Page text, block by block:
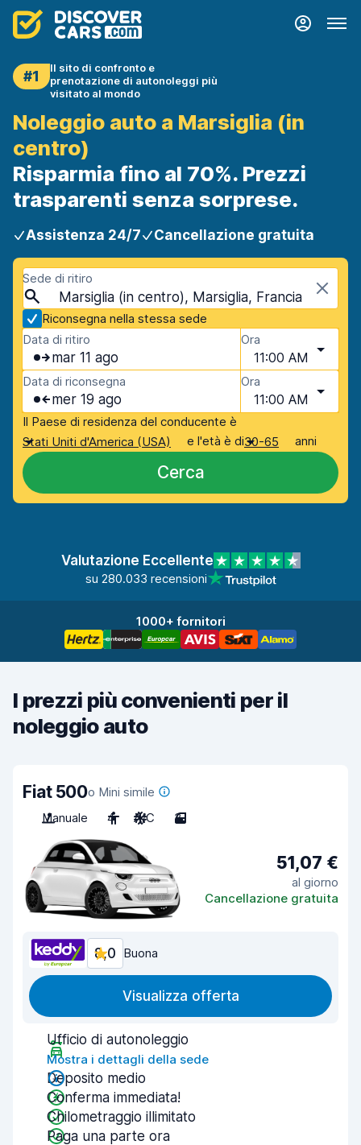
#1
Il sito di confronto e
prenotazione di autonoleggi più
visitato al mondo
Noleggio auto a Marsiglia (in
centro)
Risparmia fino al 70%. Prezzi
trasparenti senza sorprese.
Assistenza 24/7 Cancellazione gratuita
Sede di ritiro
Marsiglia (in centro), Marsiglia, Francia
Riconsegna nella stessa sede
Data di ritiro
mar 11 ago
Ora
11:00 AM
Data di riconsegna
mer 19 ago
Ora
11:00 AM
Il Paese di residenza del conducente è
Stati Uniti d'America (USA)
e l'età è di30-65 anni
Cerca
Valutazione Eccellente
su 280.033 recensioni
1000+ fornitori
I prezzi più convenienti per il
noleggio auto
Fiat 500o Mini simile
Manuale
4 A/C 3
51,07 €
al giorno
Cancellazione gratuita
8,0 Buona
Visualizza offerta
Ufficio di autonoleggio
Mostra i dettagli della sede
Deposito medio
Conferma immediata!
Chilometraggio illimitato
Paga una parte ora